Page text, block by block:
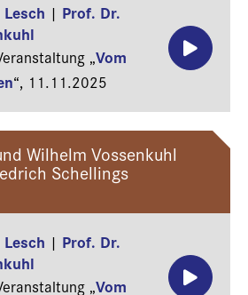
| Prof. Dr.
„Vom
“, 11.11.2025
Wilhelm Vossenkuhl
Schellings
| Prof. Dr.
„Vom